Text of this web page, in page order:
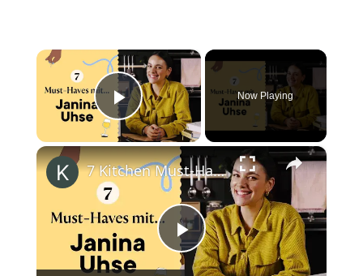
×
Play Video
Now Playing
×
Play
7 Kitchen Must-Haves mit Janina Uhse von @JaninaandFood